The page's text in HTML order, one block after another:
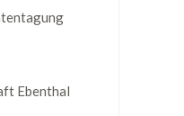
Ebenthal